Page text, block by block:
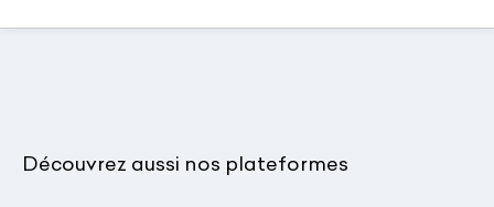
Découvrez aussi nos plateformes